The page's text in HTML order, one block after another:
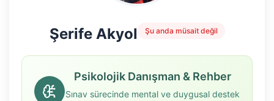
Şerife Akyol Şu anda müsait değil
Psikolojik Danışman & Rehber
Sınav sürecinde mental ve duygusal destek